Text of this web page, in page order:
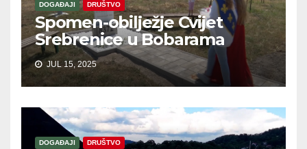
DOGAĐAJI DRUŠTVO
Spomen-obilježje Cvijet
Srebrenice u Bobarama
JUL 15, 2025
DOGAĐAJI DRUŠTVO